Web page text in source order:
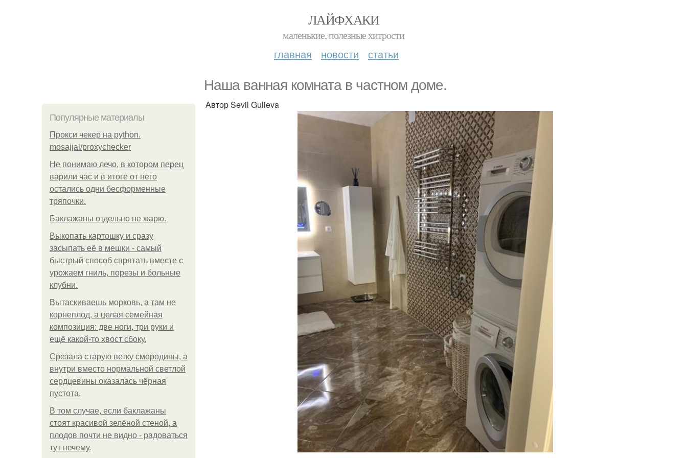
ЛАЙФХАКИ
маленькие, полезные хитрости
главная новости статьи
Наша ванная комната в частном доме.
Популярные материалы
Прокси чекер на python.
mosajjal/proxychecker
Не понимаю лечо, в котором перец
варили час и в итоге от него
остались одни бесформенные
тряпочки.
Баклажаны отдельно не жарю.
Выкопать картошку и сразу
засыпать её в мешки - самый
быстрый способ спрятать вместе с
урожаем гниль, порезы и больные
клубни.
Вытаскиваешь морковь, а там не
корнеплод, а целая семейная
композиция: две ноги, три руки и
ещё какой-то хвост сбоку.
Срезала старую ветку смородины, а
внутри вместо нормальной светлой
сердцевины оказалась чёрная
пустота.
В том случае, если баклажаны
стоят красивой зелёной стеной, а
плодов почти не видно - радоваться
тут нечему.
Автор Sevil Gulieva